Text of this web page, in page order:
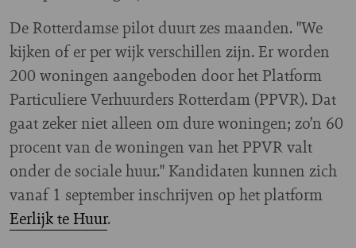
De Rotterdamse pilot duurt zes maanden. "We
kijken of er per wijk verschillen zijn. Er worden
200 woningen aangeboden door het Platform
Particuliere Verhuurders Rotterdam (PPVR). Dat
gaat zeker niet alleen om dure woningen; zo’n 60
procent van de woningen van het PPVR valt
onder de sociale huur." Kandidaten kunnen zich
vanaf 1 september inschrijven op het platform
Eerlijk te Huur.